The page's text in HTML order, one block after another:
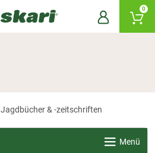
0
Jagdbücher & -zeitschriften
Menü